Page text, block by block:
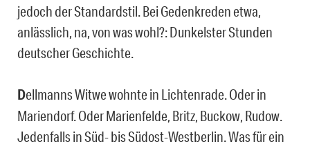
jedoch der Standardstil. Bei Gedenkreden etwa,
anlässlich, na, von was wohl?: Dunkelster Stunden
deutscher Geschichte.
Dellmanns Witwe wohnte in Lichtenrade. Oder in
Mariendorf. Oder Marienfelde, Britz, Buckow, Rudow.
Jedenfalls in Süd- bis Südost-Westberlin. Was für ein